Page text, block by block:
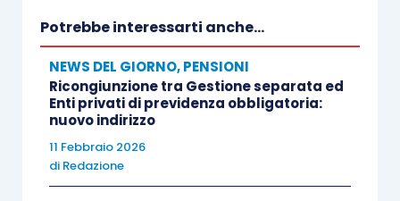
Potrebbe interessarti anche...
NEWS DEL GIORNO,PENSIONI
Ricongiunzione tra Gestione separata ed
Enti privati di previdenza obbligatoria:
nuovo indirizzo
11 Febbraio 2026
di Redazione